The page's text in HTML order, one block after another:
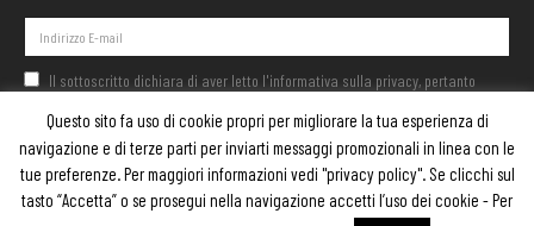
Il sottoscritto dichiara di aver letto l'informativa sulla privacy, pertanto
limiti della presente informativa.
Questo sito fa uso di cookie propri per migliorare la tua esperienza di
navigazione e di terze parti per inviarti messaggi promozionali in linea con le
tue preferenze. Per maggiori informazioni vedi "privacy policy". Se clicchi sul
tasto “Accetta” o se prosegui nella navigazione accetti l’uso dei cookie - Per